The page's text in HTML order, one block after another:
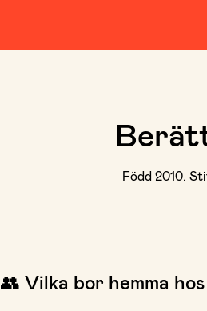
Född 2010.
👥 Vilka bor hemma